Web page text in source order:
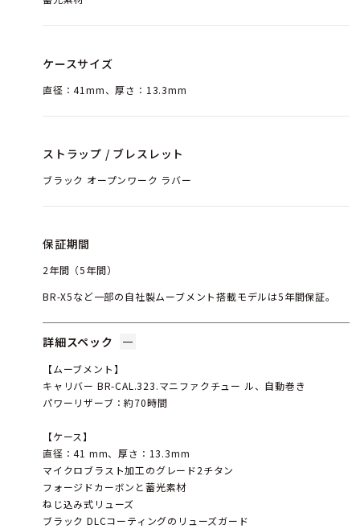
ケースサイズ
直径：41mm、厚さ：13.3mm
ストラップ / ブレスレット
ブラック オープンワーク ラバー
保証期間
2年間（5年間）
BR-X5など一部の自社製ムーブメント搭載モデルは5年間保証。
詳細スペック
【ムーブメント】
キャリバー BR-CAL.323.マニファクチュー ル、自動巻き
パワーリザーブ：約70時間
【ケース】
直径：41 mm、厚さ：13.3mm
マイクロブラスト加工のグレード2チタン
フォージドカーボンと蓄光素材
ねじ込み式リューズ
ブラック DLCコーティングのリューズガード